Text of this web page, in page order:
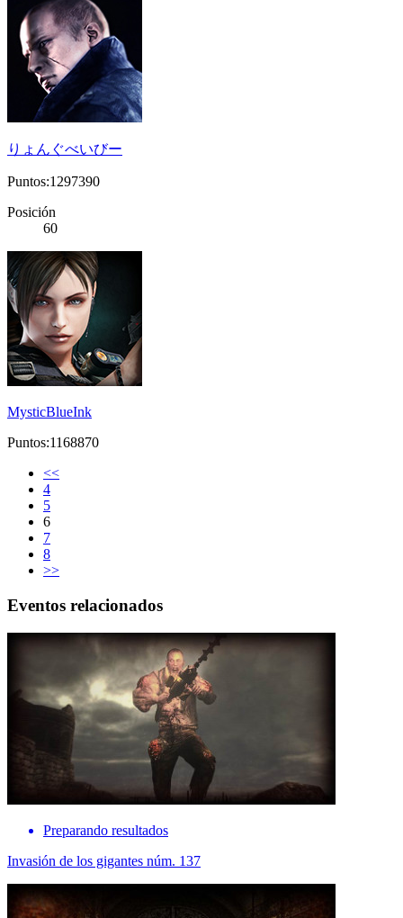
りょんぐべいびー
Puntos:1297390
Posición
60
MysticBlueInk
Puntos:1168870
<<
4
5
6
7
8
>>
Eventos relacionados
Preparando resultados
Invasión de los gigantes núm. 137